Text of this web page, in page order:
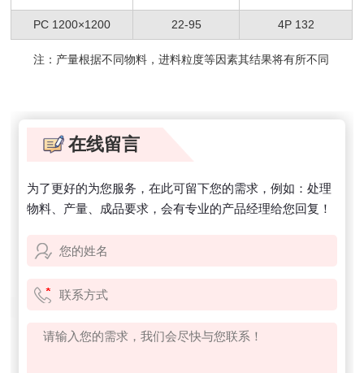
PC 1200×1200 22-95 4P 132
注：产量根据不同物料，进料粒度等因素其结果将有所不同
在线留言
为了更好的为您服务，在此可留下您的需求，例如：处理
物料、产量、成品要求，会有专业的产品经理给您回复！